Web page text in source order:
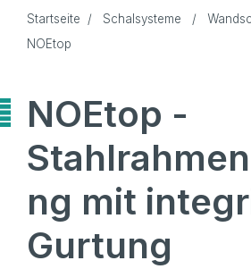
Startseite / Schalsysteme /
NOEtop
NOEtop -
ng mit
Gurtung